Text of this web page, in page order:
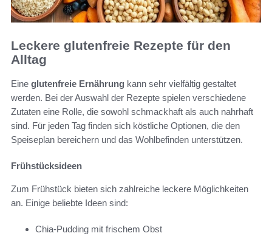
Leckere glutenfreie Rezepte für den
Alltag
Eine glutenfreie Ernährung kann sehr vielfältig gestaltet
werden. Bei der Auswahl der Rezepte spielen verschiedene
Zutaten eine Rolle, die sowohl schmackhaft als auch nahrhaft
sind. Für jeden Tag finden sich köstliche Optionen, die den
Speiseplan bereichern und das Wohlbefinden unterstützen.
Frühstücksideen
Zum Frühstück bieten sich zahlreiche leckere Möglichkeiten
an. Einige beliebte Ideen sind:
Chia-Pudding mit frischem Obst